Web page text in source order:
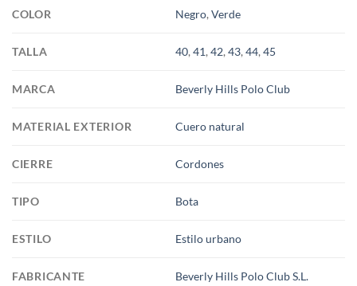
COLOR Negro,Verde
TALLA 40,41,42,43,44,45
MARCA Beverly Hills Polo Club
MATERIAL EXTERIOR Cuero natural
CIERRE Cordones
TIPO Bota
ESTILO Estilo urbano
FABRICANTE Beverly Hills Polo Club S.L.